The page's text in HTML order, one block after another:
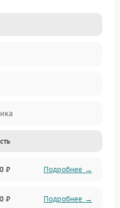
₽ Подробнее →
₽ Подробнее →